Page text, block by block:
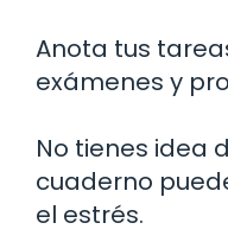
Anota tus
exámenes y
No tienes idea
cuaderno
el estrés.